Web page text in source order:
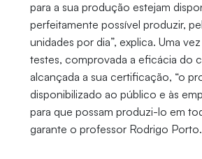
para a sua produção estejam
perfeitamente possível produzir,
unidades por dia”, explica. Uma
testes, comprovada a eficácia do
alcançada a sua certificação, “o
disponibilizado ao público e às
para que possam produzi-lo em
garante o professor Rodrigo Porto.